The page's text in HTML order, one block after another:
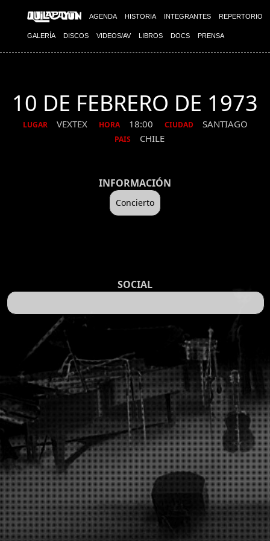
AGENDA HISTORIA INTEGRANTES REPERTORIO
GALERÍA DISCOS VIDEOS/AV LIBROS DOCS PRENSA
10 DE FEBRERO DE 1973
LUGAR VEXTEX HORA 18:00 CIUDAD SANTIAGO
PAIS CHILE
INFORMACIÓN
Concierto
SOCIAL